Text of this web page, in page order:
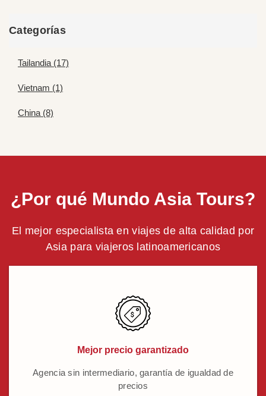
Categorías
Tailandia (17)
Vietnam (1)
China (8)
¿Por qué Mundo Asia Tours?
El mejor especialista en viajes de alta calidad por
Asia para viajeros latinoamericanos
Mejor precio garantizado
Agencia sin intermediario, garantía de igualdad de
precios